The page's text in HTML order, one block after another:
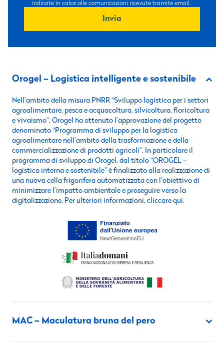
indicate in calce alle comunicazioni ricevute tramite email.
Invia
Orogel – Logistica intelligente e sostenibile
Nell’ambito della misura PNRR “Sviluppo logistica per i settori
agroalimentare, pesca e acquacoltura, silvicoltura, floricoltura
e vivaismo”, Orogel ha ottenuto l’approvazione del progetto
denominato “Programma di sviluppo per la logistica
agroalimentare nell’ambito della trasformazione e della
commercializzazione di prodotti agricoli”. In particolare il
programma di sviluppo di Orogel, dal titolo “OROGEL –
logistica interna e sostenibile” è finalizzato alla realizzazione di
una nuova cella frigorifera automatizzata con l’obiettivo di
minimizzare l’impatto ambientale e proseguire verso la
digitalizzazione. Per ulteriori informazioni, cliccare qui.
MAC – Maculatura bruna del pero